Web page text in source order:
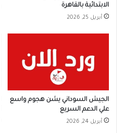
الابتدائية بالقاهرة
أبريل 25, 2026
الجيش السوداني يشن هجوم واسع
علي الدعم السريع
أبريل 24, 2026